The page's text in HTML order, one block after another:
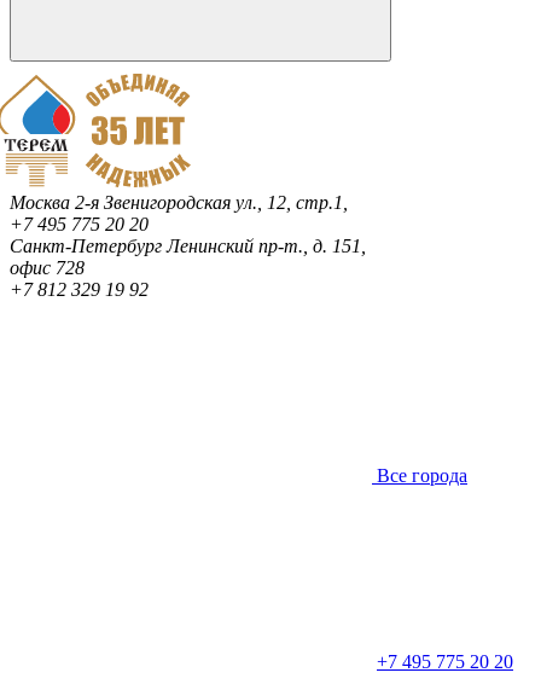
Москва 2-я Звенигородская ул., 12, стр.1,
+7 495 775 20 20
Санкт-ПетербургЛенинский пр-т., д. 151,
офис 728
+7 812 329 19 92
Все города
+7 495 775 20 20